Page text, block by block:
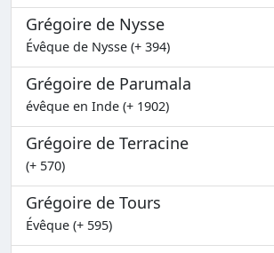
Grégoire de Nysse
Évêque de Nysse (+ 394)
Grégoire de Parumala
évêque en Inde (+ 1902)
Grégoire de Terracine
(+ 570)
Grégoire de Tours
Évêque (+ 595)